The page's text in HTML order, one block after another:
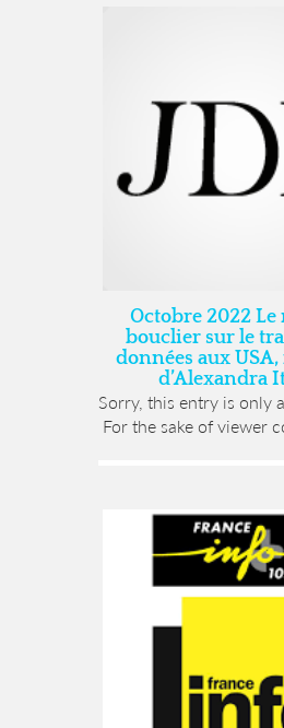
Octobre 2022 Le
bouclier sur le
données aux
d’Alexandra
Sorry, this entry is only
For the sake of viewer